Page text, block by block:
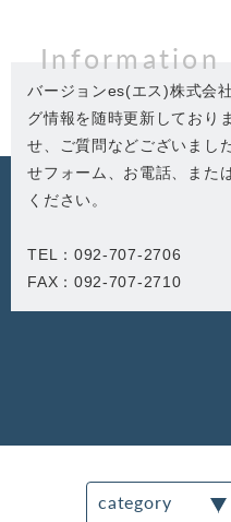
Information
バージョンes(エス)株式会
グ情報を随時更新しており
せ、ご質問などございまし
せフォーム、お電話、また
ください。
TEL：092-707-2706
FAX：092-707-2710
category